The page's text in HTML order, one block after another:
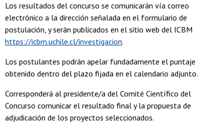
Los resultados del concurso se comunicarán vía correo
electrónico a la dirección señalada en el formulario de
postulación, y serán publicados en el sitio web del ICBM
https://icbm.uchile.cl/investigacion.
Los postulantes podrán apelar fundadamente el puntaje
obtenido dentro del plazo fijada en el calendario adjunto.
Corresponderá al presidente/a del Comité Científico del
Concurso comunicar el resultado final y la propuesta de
adjudicación de los proyectos seleccionados.